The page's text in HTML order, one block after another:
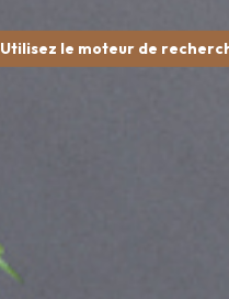
Utilisez le moteur de